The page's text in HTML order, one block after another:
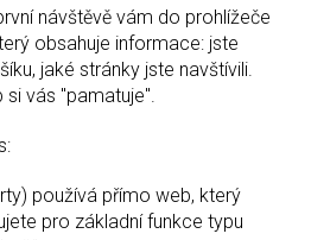
návštěvě vám do prohlížeče
obsahuje informace: jste
jaké stránky jste navštívili.
si vás "pamatuje".
používá přímo web, který
pro základní funkce typu